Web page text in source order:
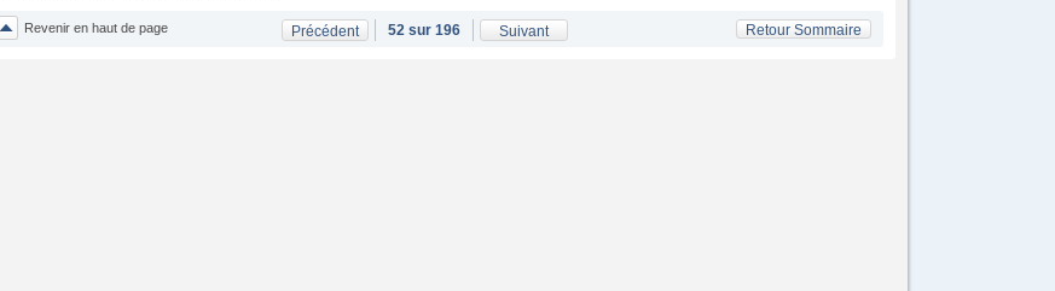
Revenir en haut de page Précédent 52 sur 196 Suivant Retour Sommaire